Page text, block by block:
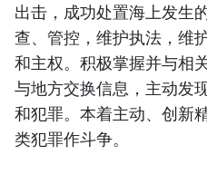
出击，成功处置海上发生
查、管控，维护执法，维
和主权。积极掌握并与相
与地方交换信息，主动发
和犯罪。本着主动、创新
类犯罪作斗争。